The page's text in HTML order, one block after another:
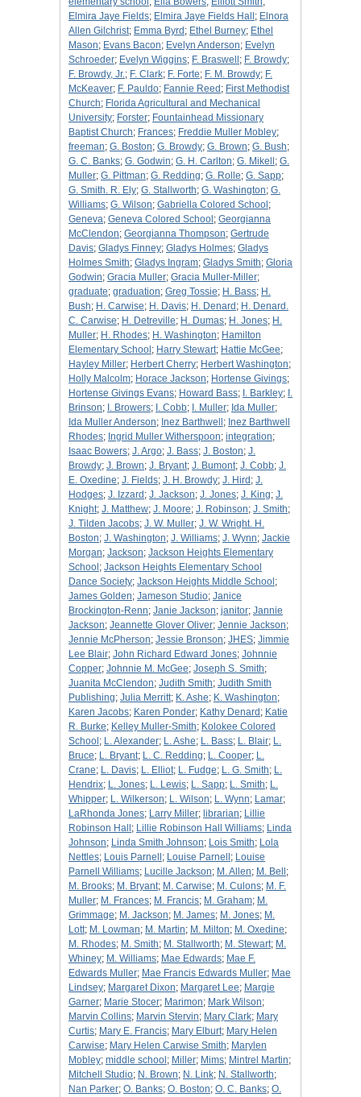
Elmira Jaye Fields; Elmira Jaye Fields Hall ; Elnora
Allen Gilchrist; Emma Byrd ; Ethel Burney; Ethel
Mason; Evans Bacon; Evelyn Anderson; Evelyn
Schroeder; Evelyn Wiggins; F. Braswell ; F. Browdy;
F. Browdy, Jr.; F. Clark; F. Forte; F. M. Browdy; F.
McKeaver; F. Pauldo; Fannie Reed ; First Methodist
Church; Florida Agricultural and Mechanical
University; Forster; Fountainhead Missionary
Baptist Church; Frances; Freddie Muller Mobley;
freeman; G. Boston; G. Browdy; G. Brown; G. Bush;
G. C. Banks; G. Godwin; G. H. Carlton; G. Mikell ; G.
Muller; G. Pittman; G. Redding; G. Rolle; G. Sapp;
G. Smith. R. Ely; G. Stallworth; G. Washington; G.
Williams; G. Wilson; Gabriella Colored School ;
Geneva; Geneva Colored School ; Georgianna
McClendon; Georgianna Thompson; Gertrude
Davis; Gladys Finney; Gladys Holmes; Gladys
Holmes Smith; Gladys Ingram; Gladys Smith; Gloria
Godwin; Gracia Muller; Gracia Muller-Miller;
graduate; graduation; Greg Tossie; H. Bass; H.
Bush; H. Carwise; H. Davis; H. Denard ; H. Denard.
C. Carwise; H. Detreville; H. Dumas; H. Jones; H.
Muller; H. Rhodes; H. Washington; Hamilton
Elementary School ; Harry Stewart; Hattie McGee;
Hayley Miller; Herbert Cherry; Herbert Washington;
Holly Malcolm; Horace Jackson; Hortense Givings;
Hortense Givings Evans; Howard Bass; I. Barkley; I.
Brinson; I. Browers; I. Cobb; I. Muller; Ida Muller;
Ida Muller Anderson; Inez Barthwell ; Inez Barthwell
Rhodes; Ingrid Muller Witherspoon; integration;
Isaac Bowers; J. Argo; J. Bass; J. Boston; J.
Browdy; J. Brown; J. Bryant; J. Bumont; J. Cobb; J.
E. Oxedine; J. Fields; J. H. Browdy; J. Hird ; J.
Hodges; J. Izzard ; J. Jackson; J. Jones; J. King; J.
Knight; J. Matthew; J. Moore; J. Robinson; J. Smith;
J. Tilden Jacobs; J. W. Muller; J. W. Wright. H.
Boston; J. Washington; J. Williams; J. Wynn; Jackie
Morgan; Jackson; Jackson Heights Elementary
School ; Jackson Heights Elementary School
Dance Society; Jackson Heights Middle School ;
James Golden; Jameson Studio; Janice
Brockington-Renn; Janie Jackson; janitor; Jannie
Jackson; Jeannette Glover Oliver; Jennie Jackson;
Jennie McPherson; Jessie Bronson; JHES; Jimmie
Lee Blair; John Richard Edward Jones; Johnnie
Copper; Johnnie M. McGee; Joseph S. Smith;
Juanita McClendon; Judith Smith; Judith Smith
Publishing; Julia Merritt; K. Ashe; K. Washington;
Karen Jacobs; Karen Ponder; Kathy Denard ; Katie
R. Burke; Kelley Muller-Smith; Kolokee Colored
School ; L. Alexander; L. Ashe; L. Bass; L. Blair; L.
Bruce; L. Bryant; L. C. Redding; L. Cooper; L.
Crane; L. Davis; L. Elliot; L. Fudge; L. G. Smith; L.
Hendrix; L. Jones; L. Lewis; L. Sapp; L. Smith; L.
Whipper; L. Wilkerson; L. Wilson; L. Wynn; Lamar;
LaRhonda Jones; Larry Miller; librarian; Lillie
Robinson Hall ; Lillie Robinson Hall Williams; Linda
Johnson; Linda Smith Johnson; Lois Smith; Lola
Nettles; Louis Parnell ; Louise Parnell ; Louise
Parnell Williams; Lucille Jackson; M. Allen; M. Bell ;
M. Brooks; M. Bryant; M. Carwise; M. Culons; M. F.
Muller; M. Frances; M. Francis; M. Graham; M.
Grimmage; M. Jackson; M. James; M. Jones; M.
Lott; M. Lowman; M. Martin; M. Milton; M. Oxedine;
M. Rhodes; M. Smith; M. Stallworth; M. Stewart; M.
Whiney; M. Williams; Mae Edwards; Mae F.
Edwards Muller; Mae Francis Edwards Muller; Mae
Lindsey; Margaret Dixon; Margaret Lee; Margie
Garner; Marie Stocer; Marimon; Mark Wilson;
Marvin Collins; Marvin Stervin; Mary Clark; Mary
Curtis; Mary E. Francis; Mary Elburt; Mary Helen
Carwise; Mary Helen Carwise Smith; Marylen
Mobley; middle school ; Miller; Mims; Mintrel Martin;
Mitchell Studio; N. Brown; N. Link; N. Stallworth;
Nan Parker; O. Banks; O. Boston; O. C. Banks; O.